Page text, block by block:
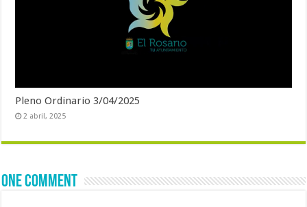
Pleno Ordinario 3/04/2025
2 abril, 2025
One comment